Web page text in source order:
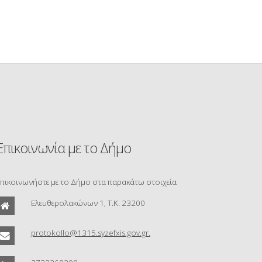
με το Δήμο
με το Δήμο στα παρακάτω στοιχεία
Ελευθερολακώνων 1, Τ.Κ. 23200
protokollo@1315.syzefxis.gov.gr.